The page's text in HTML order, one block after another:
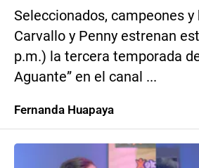
Seleccionados, campeones
Carvallo y Penny estrenan
p.m.) la tercera temporada
Aguante” en el canal ...
Fernanda Huapaya